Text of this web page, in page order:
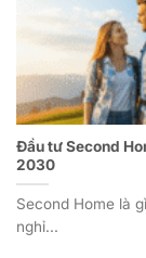
Đầu tư Second
2030
Second Home là
nghỉ...